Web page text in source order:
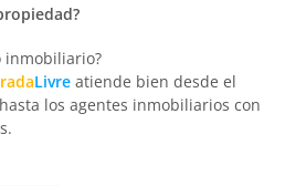
inmobiliario?
Livre atiende bien desde el
los agentes inmobiliarios con